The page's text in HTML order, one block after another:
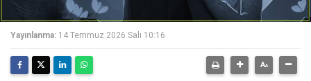
Yayınlanma: 14 Temmuz 2026 Salı 10:16